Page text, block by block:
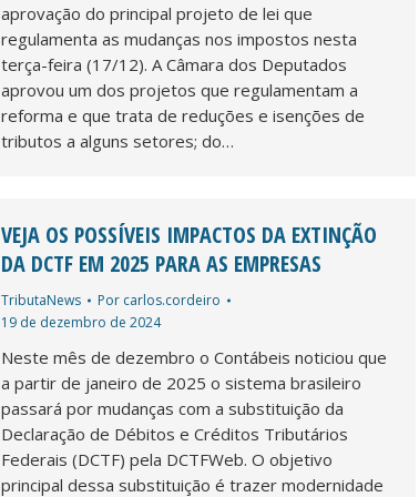
aprovação do principal projeto de lei que
regulamenta as mudanças nos impostos nesta
terça-feira (17/12). A Câmara dos Deputados
aprovou um dos projetos que regulamentam a
reforma e que trata de reduções e isenções de
tributos a alguns setores; do…
VEJA OS POSSÍVEIS IMPACTOS DA EXTINÇÃO
DA DCTF EM 2025 PARA AS EMPRESAS
TributaNews Por carlos.cordeiro
19 de dezembro de 2024
Neste mês de dezembro o Contábeis noticiou que
a partir de janeiro de 2025 o sistema brasileiro
passará por mudanças com a substituição da
Declaração de Débitos e Créditos Tributários
Federais (DCTF) pela DCTFWeb. O objetivo
principal dessa substituição é trazer modernidade